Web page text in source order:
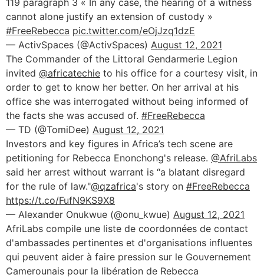
119 paragraph 3 « In any case, the hearing of a witness
cannot alone justify an extension of custody »
#FreeRebecca pic.twitter.com/eOjJzq1dzE
— ActivSpaces (@ActivSpaces) August 12, 2021
The Commander of the Littoral Gendarmerie Legion
invited @africatechie to his office for a courtesy visit, in
order to get to know her better. On her arrival at his
office she was interrogated without being informed of
the facts she was accused of. #FreeRebecca
— TD (@TomiDee) August 12, 2021
Investors and key figures in Africa’s tech scene are
petitioning for Rebecca Enonchong's release. @AfriLabs
said her arrest without warrant is “a blatant disregard
for the rule of law."@qzafrica's story on #FreeRebecca
https://t.co/FufN9KS9X8
— Alexander Onukwue (@onu_kwue) August 12, 2021
AfriLabs compile une liste de coordonnées de contact
d'ambassades pertinentes et d'organisations influentes
qui peuvent aider à faire pression sur le Gouvernement
Camerounais pour la libération de Rebecca